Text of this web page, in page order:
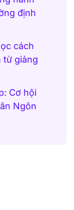
định
cách
từ giảng
Cơ hội
Ngôn